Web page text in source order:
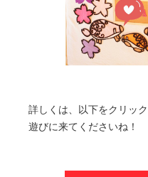
詳しくは、以下をクリッ
遊びに来てくださいね！